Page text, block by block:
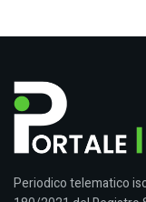
Periodico telematico